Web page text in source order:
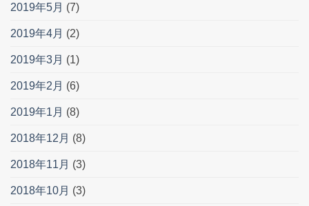
2019年5月 (7)
2019年4月 (2)
2019年3月 (1)
2019年2月 (6)
2019年1月 (8)
2018年12月 (8)
2018年11月 (3)
2018年10月 (3)